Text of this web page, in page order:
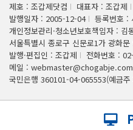
제호 : 조갑제닷컴
대표자 : 조갑제
발행일자 : 2005-12-04
등록번호 :
개인정보관리·청소년보호책임자 : 김
서울특별시 종로구 신문로1가 광화
발행·편집인 : 조갑제
전화번호 :
메일 : webmaster@chogabje.com
국민은행 360101-04-065553(예금